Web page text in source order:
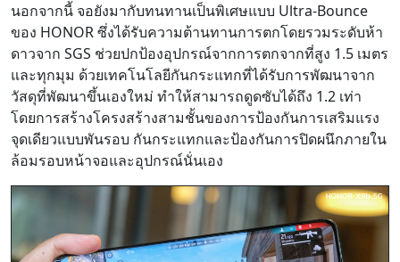
นอกจากนี้ จอยังมากับทนทานเป็นพิเศษแบบ Ultra-Bounce
ของ HONOR ซึ่งได้รับความต้านทานการตกโดยรวมระดับห้า
ดาวจาก SGS ช่วยปกป้องอุปกรณ์จากการตกจากที่สูง 1.5 เมตร
และทุกมุม ด้วยเทคโนโลยีกันกระแทกที่ได้รับการพัฒนาจาก
วัสดุที่พัฒนาขึ้นเองใหม่ ทำให้สามารถดูดซับได้ถึง 1.2 เท่า
โดยการสร้างโครงสร้างสามชั้นของการป้องกันการเสริมแรง
จุดเดียวแบบพันรอบ กันกระแทกและป้องกันการปิดผนึกภายใน
ล้อมรอบหน้าจอและอุปกรณ์นั่นเอง